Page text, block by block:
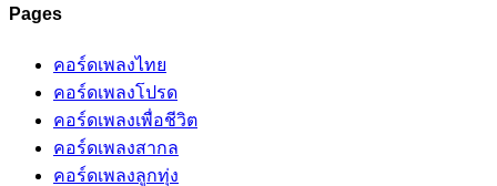
Pages
คอร์ดเพลงไทย
คอร์ดเพลงโปรด
คอร์ดเพลงเพื่อชีวิต
คอร์ดเพลงสากล
คอร์ดเพลงลูกทุ่ง